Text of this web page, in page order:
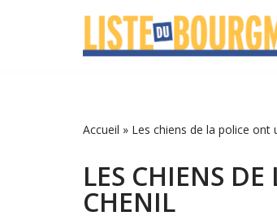
Accueil » Les chiens de la police ont
LES CHIENS
CHENIL